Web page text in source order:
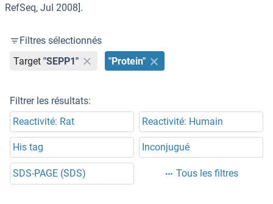
RefSeq, Jul 2008].
Filtres sélectionnés
Target "SEPP1" "Protein"
Filtrer les résultats:
Reactivité: Rat
Reactivité: Humain
His tag Inconjugué
SDS-PAGE (SDS) Tous les filtres